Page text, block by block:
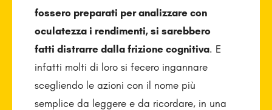
fossero preparati per analizzare con
oculatezza i rendimenti, si sarebbero
fatti distrarre dalla frizione cognitiva. E
infatti molti di loro si fecero ingannare
scegliendo le azioni con il nome più
semplice da leggere e da ricordare, in una